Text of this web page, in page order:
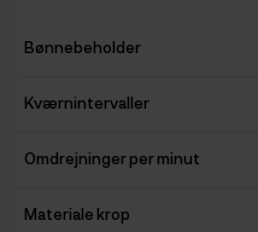
Bønnebeholder
Kværnintervaller
Omdrejninger per minut
Materiale krop